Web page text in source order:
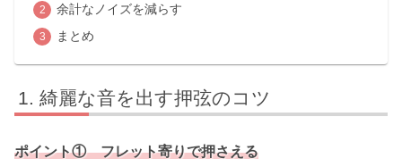
余計なノイズを減らす
まとめ
綺麗な音を出す押弦のコツ
ポイント① フレット寄りで押さえる